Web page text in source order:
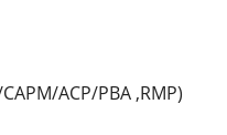
ACP/PBA ,RMP)